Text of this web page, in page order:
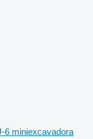
6 miniexcavadora